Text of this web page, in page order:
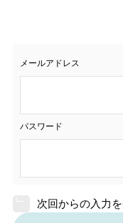
メールアドレス
パスワード
次回からの入力